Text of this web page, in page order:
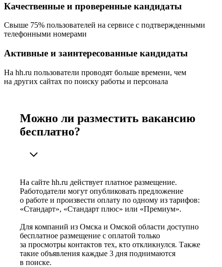
Качественные и проверенные кандидаты
Свыше 75% пользователей на сервисе с подтвержденными
телефонными номерами
Активные и заинтересованные кандидаты
На hh.ru пользователи проводят больше времени, чем
на других сайтах по поиску работы и персонала
Можно ли разместить вакансию
бесплатно?
На сайте hh.ru действует платное размещение.
Работодатели могут опубликовать предложение
о работе и произвести оплату по одному из тарифов:
«Стандарт», «Стандарт плюс» или «Премиум».
Для компаний из Омска и Омской области доступно
бесплатное размещение с оплатой только
за просмотры контактов тех, кто откликнулся. Также
такие объявления каждые 3 дня поднимаются
в поиске.